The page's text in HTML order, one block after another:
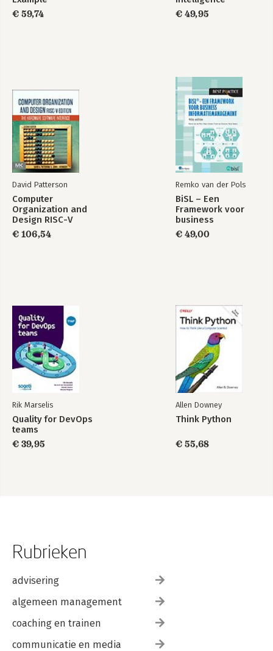
Security
€ 59,74
€ 49,95
David Patterson
Computer
Organization and
Design RISC-V
Edition
€ 106,54
Remko van der Pols
BiSL – Een
Framework voor
business
€ 49,00
Rik Marselis
Quality for DevOps
teams
€ 39,95
Allen Downey
Think Python
€ 55,68
Rubrieken
advisering
algemeen management
coaching en trainen
communicatie en media